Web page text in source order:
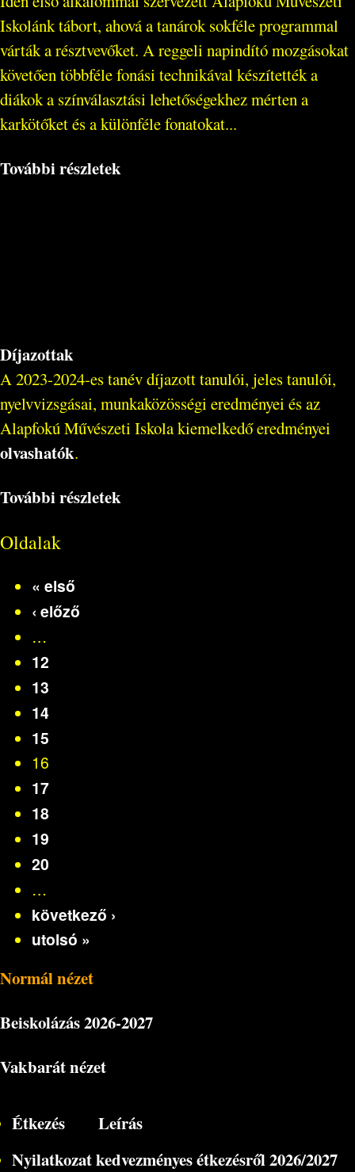
Iskolánk tábort, ahová a tanárok sokféle programmal
várták a résztvevőket. A reggeli napindító mozgásokat
követően többféle fonási technikával készítették a
diákok a színválasztási lehetőségekhez mérten a
karkötőket és a különféle fonatokat...
További részletek
Díjazottak
A 2023-2024-es tanév díjazott tanulói, jeles tanulói,
nyelvvizsgásai, munkaközösségi eredményei és az
Alapfokú Művészeti Iskola kiemelkedő eredményei
olvashatók.
További részletek
Oldalak
« első
‹ előző
…
12
13
14
15
16
17
18
19
20
…
következő ›
utolsó »
Normál nézet
Beiskolázás2026-2027
Vakbarát nézet
Étkezés
Leírás
Nyilatkozat kedvezményes étkezésről 2026/2027